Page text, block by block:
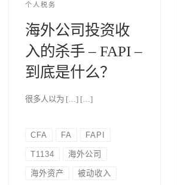
个人税务
海外公司投资收
入的杀手 – FAPI –
到底是什么？
很多人以为 […] […]
CFA FA FAPI
T1134 海外公司
海外资产 被动收入